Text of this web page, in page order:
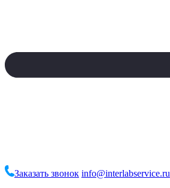
Заказать звонок info@interlabservice.ru